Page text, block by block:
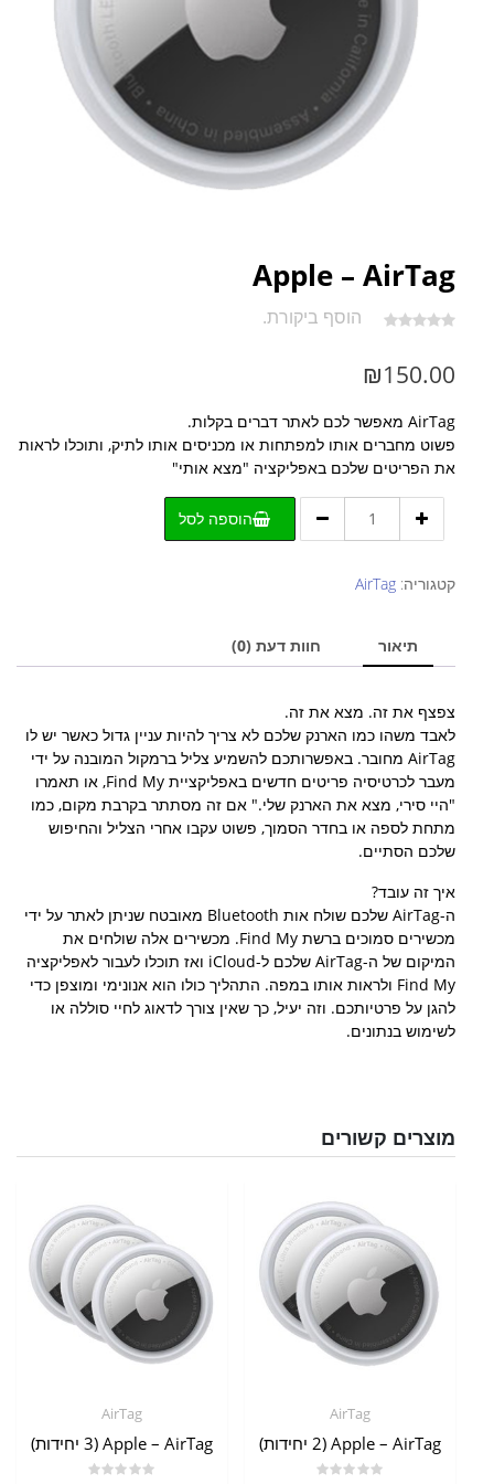
Apple – AirTag
הוסף ביקורת.
₪150.00
AirTag מאפשר לכם לאתר דברים בקלות.
פשוט מחברים אותו למפתחות או מכניסים אותו לתיק, ותוכלו לראות
את הפריטים שלכם באפליקציה "מצא אותי"
-
הוספה לסל
קטגוריה: AirTag
תיאור חוות דעת (0)
צפצף את זה. מצא את זה.
לאבד משהו כמו הארנק שלכם לא צריך להיות עניין גדול כאשר יש לו
AirTag מחובר. באפשרותכם להשמיע צליל ברמקול המובנה על ידי
מעבר לכרטיסיה פריטים חדשים באפליקציית Find My, או תאמרו
"היי סירי, מצא את הארנק שלי." אם זה מסתתר בקרבת מקום, כמו
מתחת לספה או בחדר הסמוך, פשוט עקבו אחרי הצליל והחיפוש
שלכם הסתיים.
איך זה עובד?
ה-AirTag שלכם שולח אות Bluetooth מאובטח שניתן לאתר על ידי
מכשירים סמוכים ברשת Find My. מכשירים אלה שולחים את
המיקום של ה-AirTag שלכם ל-iCloud ואז תוכלו לעבור לאפליקציה
Find My ולראות אותו במפה. התהליך כולו הוא אנונימי ומוצפן כדי
להגן על פרטיותכם. וזה יעיל, כך שאין צורך לדאוג לחיי סוללה או
לשימוש בנתונים.
מוצרים קשורים
AirTag
Apple – AirTag (2 יחידות)
AirTag
Apple – AirTag (3 יחידות)